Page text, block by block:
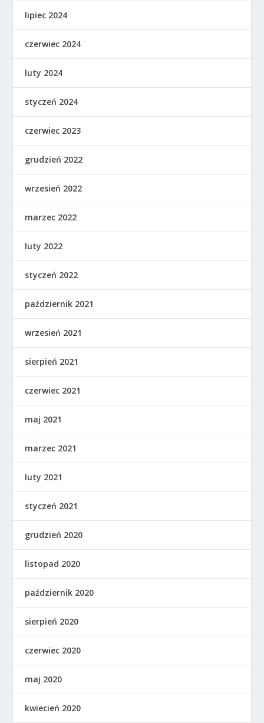
lipiec 2024
czerwiec 2024
luty 2024
styczeń 2024
czerwiec 2023
grudzień 2022
wrzesień 2022
marzec 2022
luty 2022
styczeń 2022
październik 2021
wrzesień 2021
sierpień 2021
czerwiec 2021
maj 2021
marzec 2021
luty 2021
styczeń 2021
grudzień 2020
listopad 2020
październik 2020
sierpień 2020
czerwiec 2020
maj 2020
kwiecień 2020